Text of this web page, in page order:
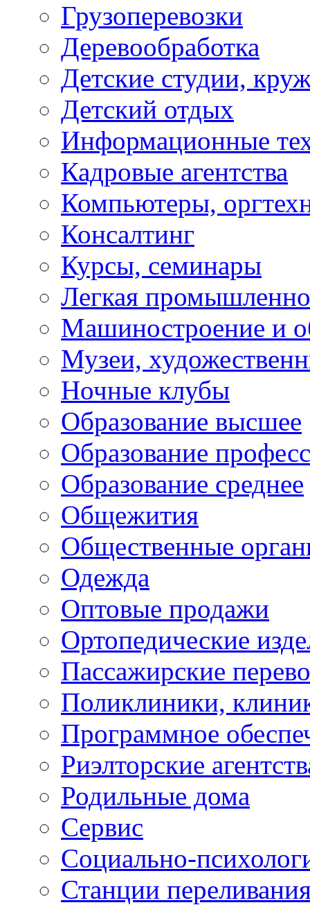
Грузоперевозки
Деревообработка
Детские студии,
Детский отдых
Информационные
Кадровые агентства
Компьютеры,
Консалтинг
Курсы, семинары
Легкая
Машиностроение и
Музеи,
Ночные клубы
Образование высшее
Образование
Образование среднее
Общежития
Общественные
Одежда
Оптовые продажи
Ортопедические
Пассажирские
Поликлиники,
Программное
Риэлторские
Родильные дома
Сервис
Социально-
Станции